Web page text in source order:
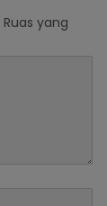
Ruas yang